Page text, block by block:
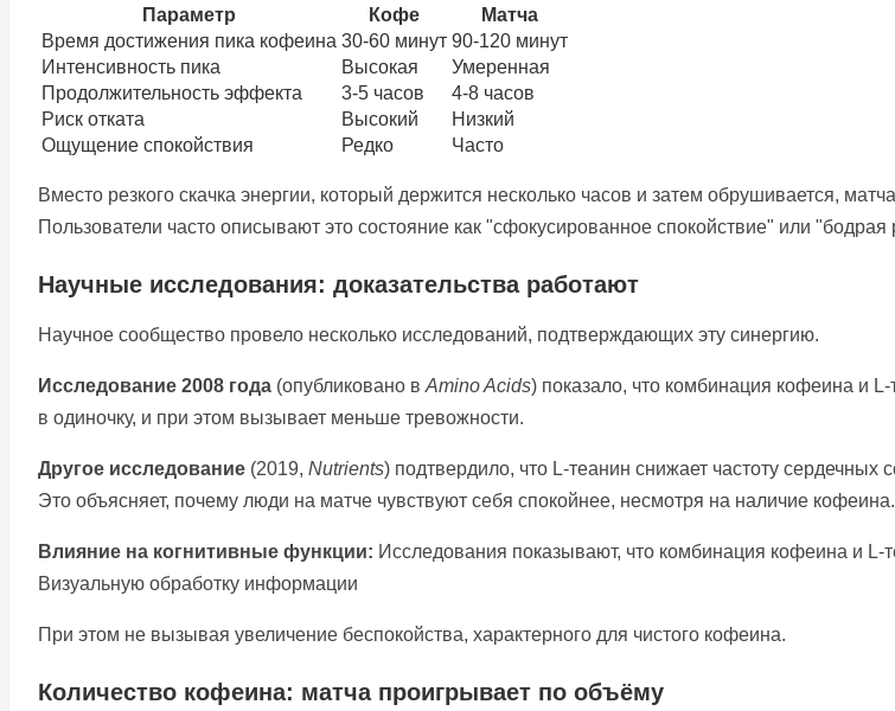
Параметр Кофе
Матча
Время достижения пика кофеина 30-60 минут 90-120 минут
Интенсивность пика
Высокая
Умеренная
Продолжительность эффекта
3-5 часов
4-8 часов
Риск отката
Высокий
Низкий
Ощущение спокойствия
Редко Часто
Вместо резкого скачка энергии, который держится несколько часов и затем обрушивается,
Пользователи часто описывают это состояние как "сфокусированное спокойствие" или "бодрая
Научные исследования: доказательства работают
Научное сообщество провело несколько исследований, подтверждающих эту синергию.
Исследование 2008 года (опубликовано в Amino Acids) показало, что комбинация кофеина и
в одиночку, и при этом вызывает меньше тревожности.
Другое исследование (2019, Nutrients) подтвердило, что L-теанин снижает частоту
Это объясняет, почему люди на матче чувствуют себя спокойнее, несмотря на наличие кофеина.
Влияние на когнитивные функции: Исследования показывают, что комбинация кофеина и L-
Визуальную обработку информации
При этом не вызывая увеличение беспокойства, характерного для чистого кофеина.
Количество кофеина: матча проигрывает по объёму